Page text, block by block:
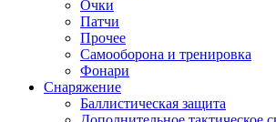
Очки
Патчи
Прочее
Самооборона и тренировка
Фонари
Снаряжение
Баллистическая защита